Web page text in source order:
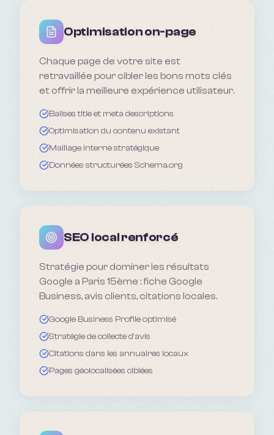
Optimisation on-page
Chaque page de votre site est
retravaillée pour cibler les bons mots clés
et offrir la meilleure expérience utilisateur.
Balises title et meta descriptions
Optimisation du contenu existant
Maillage interne stratégique
Données structurées Schema.org
SEO local renforcé
Stratégie pour dominer les résultats
Google a Paris 15ème : fiche Google
Business, avis clients, citations locales.
Google Business Profile optimisé
Stratégie de collecte d'avis
Citations dans les annuaires locaux
Pages géolocalisées ciblées